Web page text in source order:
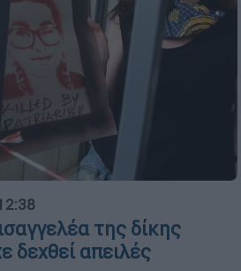
της δίκης
δεχθεί απειλές